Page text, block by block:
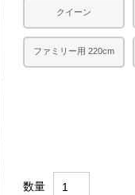
クイーン
ファミリー用 220cm